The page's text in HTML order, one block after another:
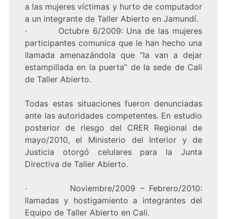
a las mujeres víctimas y hurto de computador
a un integrante de Taller Abierto en Jamundí.
· Octubre 6/2009: Una de las mujeres
participantes comunica que le han hecho una
llamada amenazándola que “la van a dejar
estampillada en la puerta” de la sede de Cali
de Taller Abierto.
Todas estas situaciones fueron denunciadas
ante las autoridades competentes. En estudio
posterior de riesgo del CRER Regional de
mayo/2010, el Ministerio del Interior y de
Justicia otorgó celulares para la Junta
Directiva de Taller Abierto.
· Noviembre/2009 – Febrero/2010:
llamadas y hostigamiento a integrantes del
Equipo de Taller Abierto en Cali.